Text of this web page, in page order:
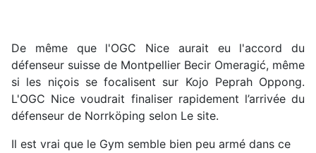
De même que l'OGC Nice aurait eu l'accord du
défenseur suisse de Montpellier Becir Omeragić, même
si les niçois se focalisent sur Kojo Peprah Oppong.
L'OGC Nice voudrait finaliser rapidement l’arrivée du
défenseur de Norrköping selon Le site.
Il est vrai que le Gym semble bien peu armé dans ce